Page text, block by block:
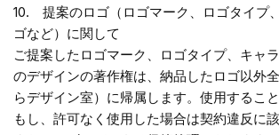
10. 提案のロゴ（ロゴマーク、ロゴタイプ
ゴなど）に関して
ご提案したロゴマーク、ロゴタイプ、キャ
のデザインの著作権は、納品したロゴ以外
らデザイン室）に帰属します。使用すること
もし、許可なく使用した場合は契約違反に該